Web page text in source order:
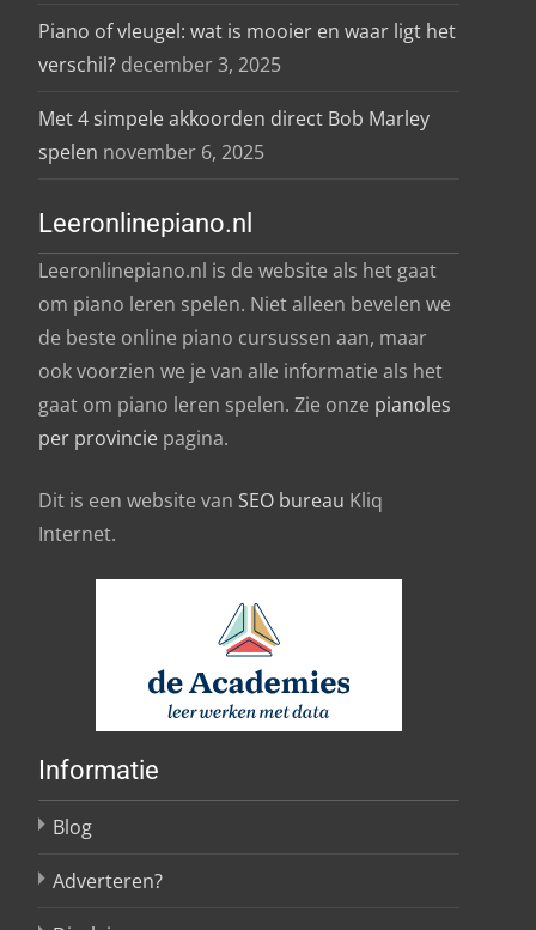
Piano of vleugel: wat is mooier en waar ligt het
verschil? december 3, 2025
Met 4 simpele akkoorden direct Bob Marley
spelen november 6, 2025
Leeronlinepiano.nl
Leeronlinepiano.nl is de website als het gaat
om piano leren spelen. Niet alleen bevelen we
de beste online piano cursussen aan, maar
ook voorzien we je van alle informatie als het
gaat om piano leren spelen. Zie onze pianoles
per provincie pagina.
Dit is een website van SEO bureau Kliq
Internet.
Informatie
Blog
Adverteren?